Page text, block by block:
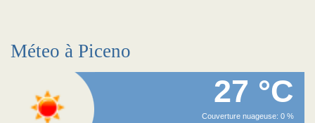
Méteo à Piceno
27 °C
Couverture nuageuse: 0 %